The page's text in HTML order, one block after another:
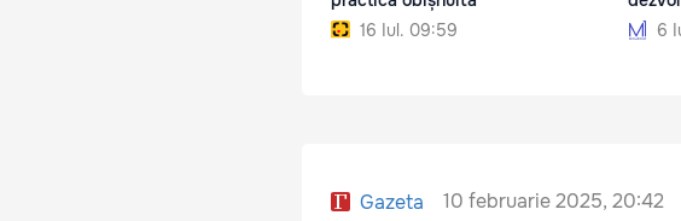
16 Iul. 09:59
6
Gazeta 10 februarie 2025, 20:42